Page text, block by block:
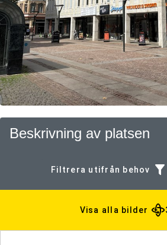
Beskrivning av platsen
Filtrera utifrån behov
Visa alla bilder